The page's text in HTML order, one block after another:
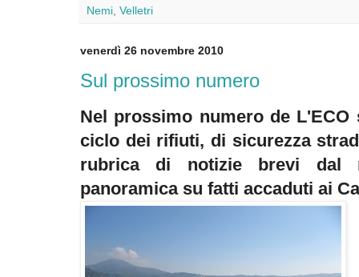
Nemi Velletri
venerdì 26 novembre 2010
Sul prossimo numero
Nel prossimo numero de
ciclo dei rifiuti, di sicurezza
rubrica di notizie brevi dal
panoramica su fatti accaduti ai